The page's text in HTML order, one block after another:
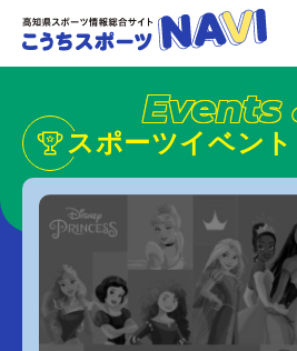
Events
スポーツイベン